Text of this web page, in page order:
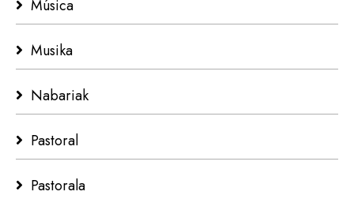
Música
Musika
Nabariak
Pastoral
Pastorala